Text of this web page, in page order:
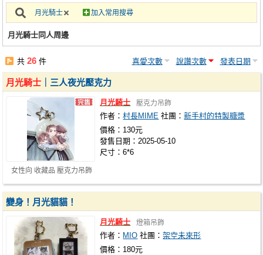
會員功能選單
註冊會員
月光騎士 加入常用搜尋
月光騎士同人周邊
共26 件 喜愛次數 說讚次數 發表日期
女性向 收藏品 壓克力吊飾
月光騎士 ｜三人夜光壓克力
月光騎士 壓克力吊飾
作者：村長MIME 社團：新手村的特製糖漿
價格：130元
發售日期：2025-05-10
尺寸：6*6
變身！月光貓貓！
月光騎士 燈箱吊飾
作者： MIO 社團：架空未來形
價格：180元